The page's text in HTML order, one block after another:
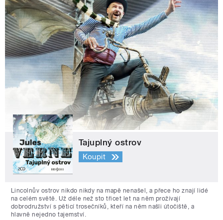
Tajuplný ostrov
Koupit
Lincolnův ostrov nikdo nikdy na mapě nenašel, a přece ho znají lidé
na celém světě. Už déle než sto třicet let na něm prožívají
dobrodružství s pěticí trosečníků, kteří na něm našli útočiště, a
hlavně nejedno tajemství.